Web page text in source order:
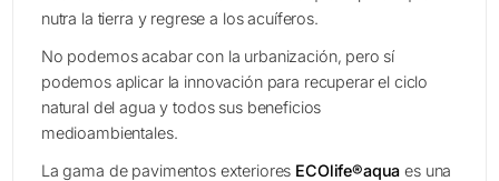
nutra la tierra y regrese a los acuíferos.
No podemos acabar con la urbanización, pero sí
podemos aplicar la innovación para recuperar el ciclo
natural del agua y todos sus beneficios
medioambientales.
La gama de pavimentos exteriores ECOlife®aqua es una